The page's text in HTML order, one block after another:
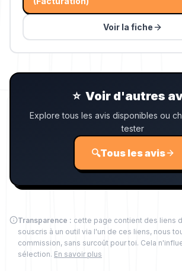
Voir la fiche
⭐ Voir d'autres
Explore tous les avis disponibles ou
tester
🔍Tous les avis
Transparence : cette page contient des liens
souscris à un outil via l'un de ces liens, nous
commission, sans surcoût pour toi. Cela
sélection. En savoir plus